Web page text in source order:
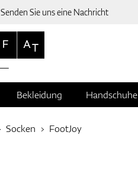
Senden Sie uns eine Nachricht
Bekleidung Handschuhe
Socken FootJoy